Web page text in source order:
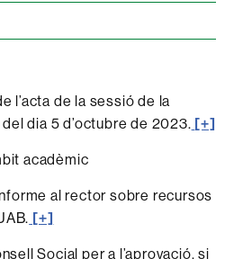
l’acta de la sessió de la
dia 5 d’octubre de 2023. [+]
acadèmic
al rector sobre recursos
[+]
Social per a l’aprovació, si